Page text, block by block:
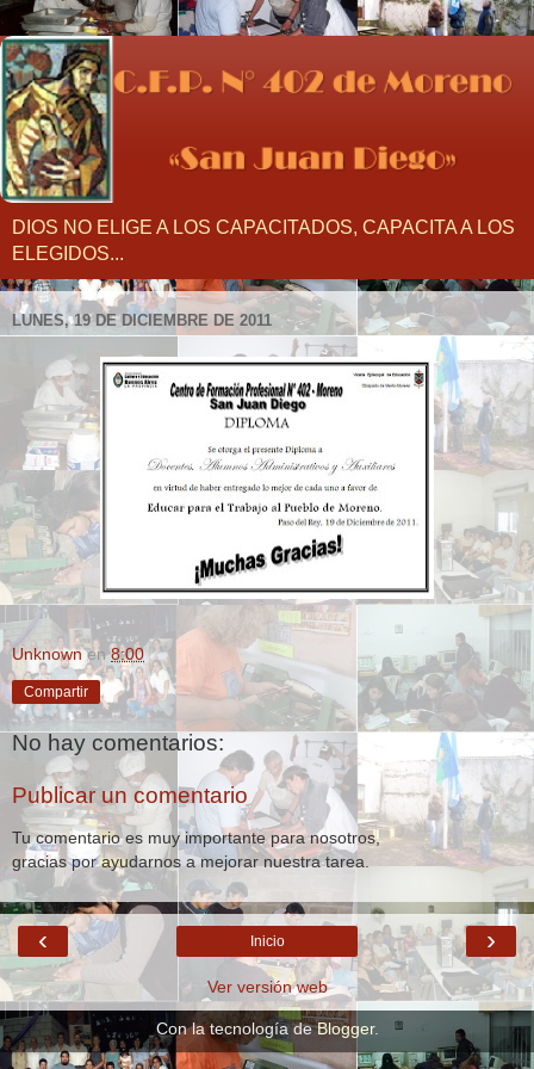
DIOS NO ELIGE A LOS CAPACITADOS, CAPACITA A LOS
ELEGIDOS...
LUNES, 19 DE DICIEMBRE DE 2011
Unknown en8:00
Compartir
No hay comentarios:
Publicar un comentario
Tu comentario es muy importante para nosotros,
gracias por ayudarnos a mejorar nuestra tarea.
‹ ›
Inicio
Ver versión web
Con la tecnología deBlogger.